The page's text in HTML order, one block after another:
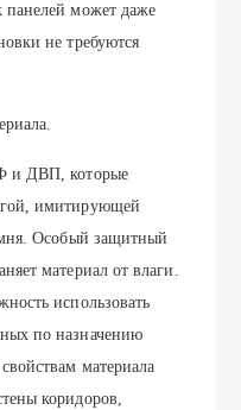
панелей может даже
не требуются
и ДВП, которые
имитирующей
Особый защитный
материал от влаги.
использовать
по назначению
материала
коридоров,